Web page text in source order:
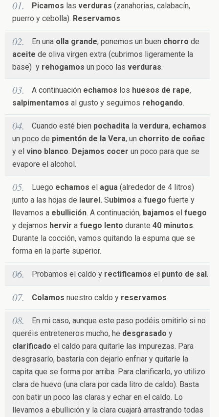
Picamos las verduras (zanahorias, calabacín,
puerro y cebolla). Reservamos.
En una olla grande, ponemos un buen chorro de
aceite de oliva virgen extra (cubrimos ligeramente la
base) y rehogamos un poco las verduras.
A continuación echamos los huesos de rape,
salpimentamos al gusto y seguimos rehogando.
Cuando esté bien pochadita la verdura, echamos
un poco de pimentón de la Vera, un chorrito de coñac
y el vino blanco. Dejamos cocer un poco para que se
evapore el alcohol.
Luego echamos el agua (alrededor de 4 litros)
junto a las hojas de laurel. Subimos a fuego fuerte y
llevamos a ebullición. A continuación, bajamos el fuego
y dejamos hervir a fuego lento durante 40 minutos.
Durante la cocción, vamos quitando la espuma que se
forma en la parte superior.
Probamos el caldo y rectificamos el punto de sal .
Colamos nuestro caldo y reservamos.
En mi caso, aunque este paso podéis omitirlo si no
queréis entreteneros mucho, he desgrasado y
clarificado el caldo para quitarle las impurezas. Para
desgrasarlo, bastaría con dejarlo enfriar y quitarle la
capita que se forma por arriba. Para clarificarlo, yo utilizo
clara de huevo (una clara por cada litro de caldo). Basta
con batir un poco las claras y echar en el caldo. Lo
llevamos a ebullición y la clara cuajará arrastrando todas